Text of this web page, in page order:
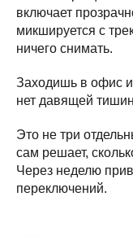
включает
микшируется с
ничего снимать.
Заходишь в офис
нет давящей
Это не три
сам решает,
Через неделю
переключений.